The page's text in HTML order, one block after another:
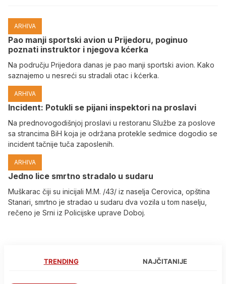
ARHIVA
Pao manji sportski avion u Prijedoru, poginuo
poznati instruktor i njegova kćerka
Na području Prijedora danas je pao manji sportski avion. Kako
saznajemo u nesreći su stradali otac i kćerka.
ARHIVA
Incident: Potukli se pijani inspektori na proslavi
Na prednovogodišnjoj proslavi u restoranu Službe za poslove
sa strancima BiH koja je održana protekle sedmice dogodio se
incident tačnije tuča zaposlenih.
ARHIVA
Јedno lice smrtno stradalo u sudaru
Muškarac čiji su inicijali M.M. /43/ iz naselja Cerovica, opština
Stanari, smrtno je stradao u sudaru dva vozila u tom naselju,
rečeno je Srni iz Policijske uprave Doboj.
TRENDING NAJČITANIJE